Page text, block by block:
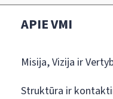
APIE VMI
Misija, Vizija ir
Struktūra ir